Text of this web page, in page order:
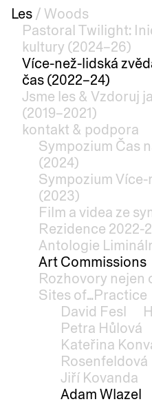
Les / Woods
Pastoral Twilight:
kultury (2024–26)
Více-než-lidská
čas (2022–24)
Jsme les & Vzdoruj
(2019–2021)
kontakt & podpora
Sympozium Čas
(2024)
Sympozium
(2023)
Film a videa ze
Rezidence 2022-
Antologie
Art Commissions
Rozhovory nejen
Sites of...Practice
David Fesl
Petra Hůlová
Kateřina
Rosenfeldová
Jiří Kovanda
Adam Wlazel